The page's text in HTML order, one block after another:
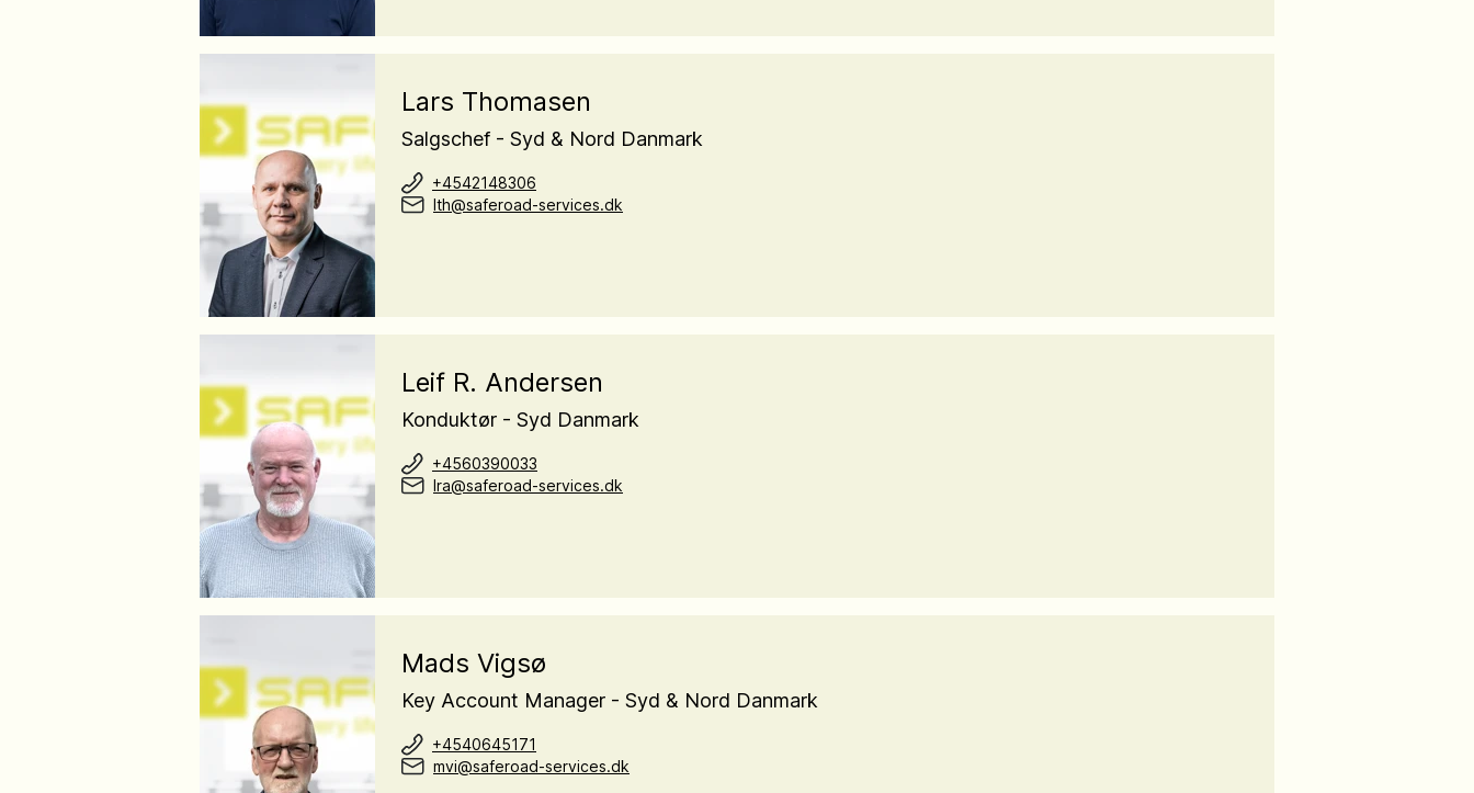
Lars Thomasen
Salgschef - Syd & Nord Danmark
+4542148306
lth@saferoad-services.dk
Leif R. Andersen
Konduktør - Syd Danmark
+4560390033
lra@saferoad-services.dk
Mads Vigsø
Key Account Manager - Syd & Nord Danmark
+4540645171
mvi@saferoad-services.dk